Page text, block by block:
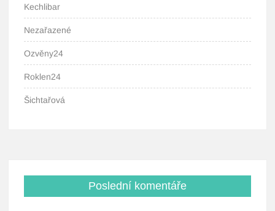
Kechlibar
Nezařazené
Ozvěny24
Roklen24
Šichtařová
Poslední komentáře